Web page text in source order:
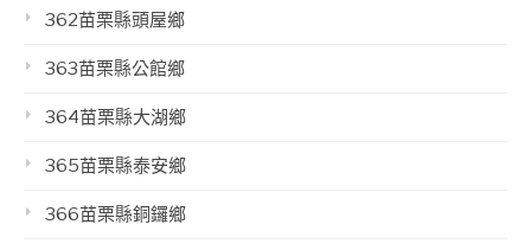
362苗栗縣頭屋鄉
363苗栗縣公館鄉
364苗栗縣大湖鄉
365苗栗縣泰安鄉
366苗栗縣銅鑼鄉